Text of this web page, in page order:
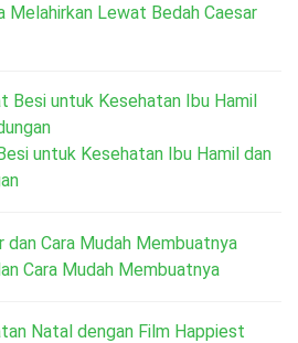
Melahirkan Lewat Bedah Caesar
untuk Kesehatan Ibu Hamil dan
Cara Mudah Membuatnya